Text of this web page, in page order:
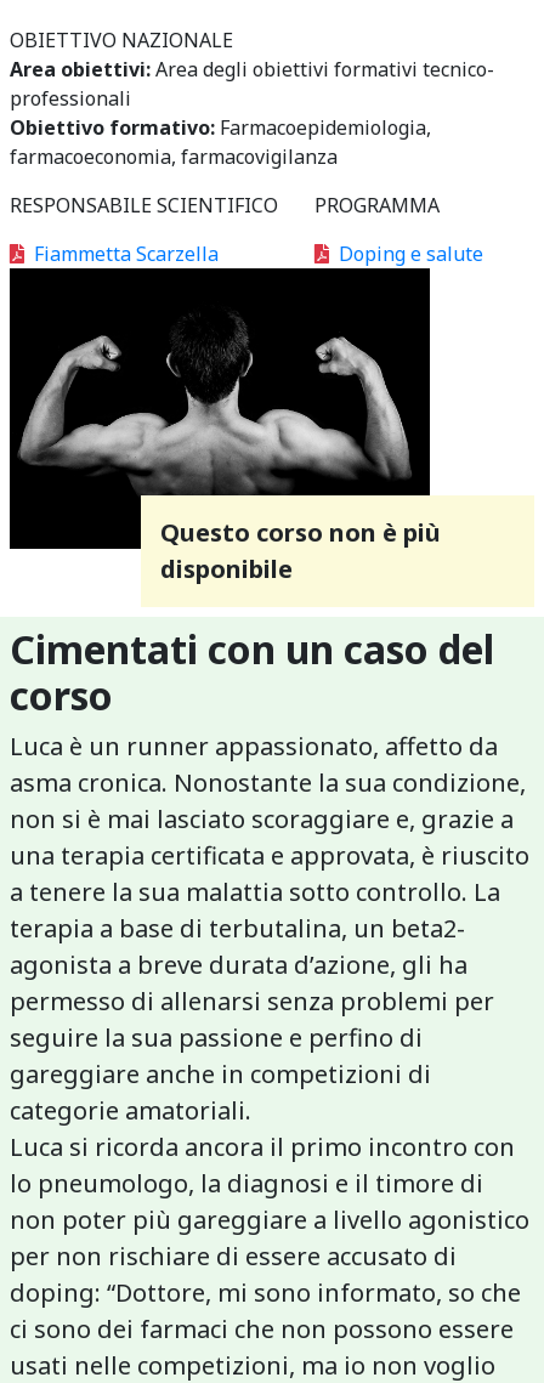
OBIETTIVO NAZIONALE
Area obiettivi:Area degli obiettivi formativi tecnico-
professionali
Obiettivo formativo: Farmacoepidemiologia,
farmacoeconomia, farmacovigilanza
RESPONSABILE SCIENTIFICO
Fiammetta Scarzella
PROGRAMMA
Doping e salute
Questo corso non è più
disponibile
Cimentati con un caso del
corso
Luca è un runner appassionato, affetto da
asma cronica. Nonostante la sua condizione,
non si è mai lasciato scoraggiare e, grazie a
una terapia certificata e approvata, è riuscito
a tenere la sua malattia sotto controllo. La
terapia a base di terbutalina, un beta2-
agonista a breve durata d’azione, gli ha
permesso di allenarsi senza problemi per
seguire la sua passione e perfino di
gareggiare anche in competizioni di
categorie amatoriali.
Luca si ricorda ancora il primo incontro con
lo pneumologo, la diagnosi e il timore di
non poter più gareggiare a livello agonistico
per non rischiare di essere accusato di
doping: “Dottore, mi sono informato, so che
ci sono dei farmaci che non possono essere
usati nelle competizioni, ma io non voglio